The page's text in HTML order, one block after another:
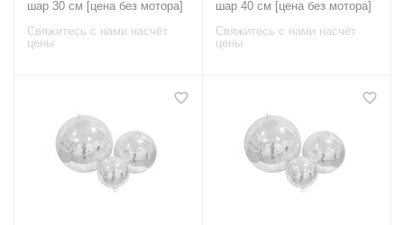
шар 30 см [цена без мотора]
Свяжитесь с нами насчёт
цены
шар 40 см [цена без мотора]
Свяжитесь с нами насчёт
цены